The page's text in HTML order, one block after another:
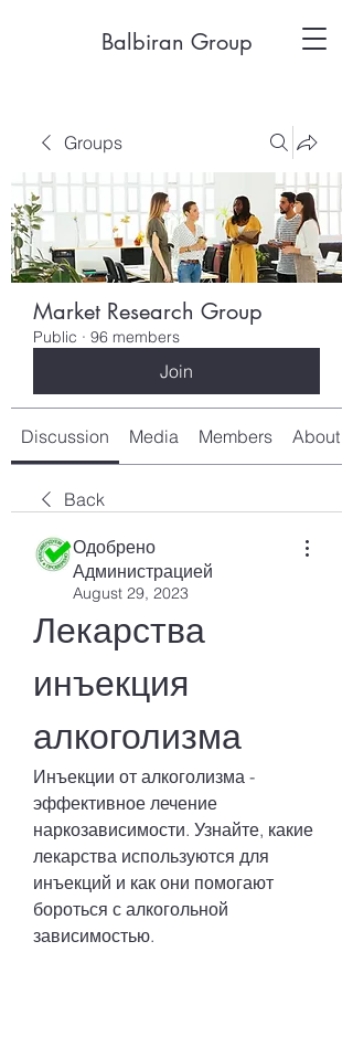
Balbiran Group
Groups
Market Research Group
Public · 96 members
Join
Discussion Media Members About
Back
Одобрено
Администрацией
August 29, 2023
Лекарства
инъекция
алкоголизма
Инъекции от алкоголизма -
эффективное лечение
наркозависимости. Узнайте, какие
лекарства используются для
инъекций и как они помогают
бороться с алкогольной
зависимостью.